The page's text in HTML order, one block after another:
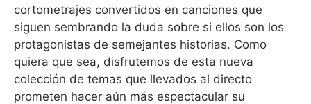
cortometrajes convertidos en canciones que
siguen sembrando la duda sobre si ellos son los
protagonistas de semejantes historias. Como
quiera que sea, disfrutemos de esta nueva
colección de temas que llevados al directo
prometen hacer aún más espectacular su